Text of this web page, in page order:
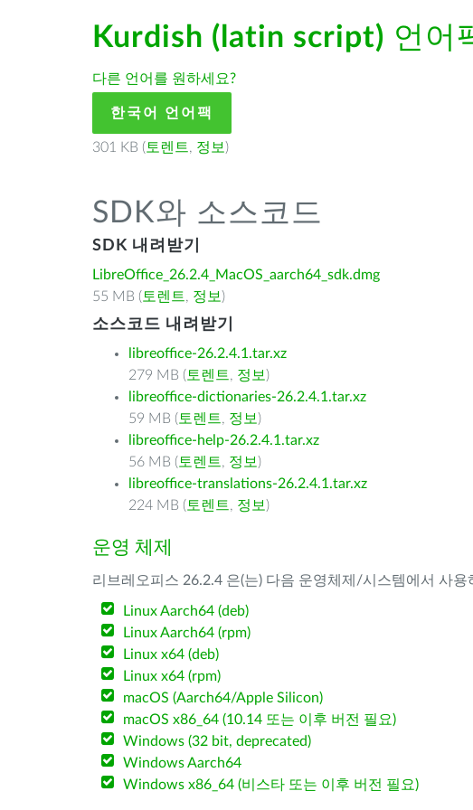
Kurdish (latin script) 언어
다른 언어를 원하세요?
한국어 언어팩
301 KB ( 토렌트, 정보 )
SDK와 소스코드
SDK 내려받기
LibreOffice_26.2.4_MacOS_aarch64_sdk.dmg
55 MB ( 토렌트, 정보 )
소스코드 내려받기
libreoffice-26.2.4.1.tar.xz
279 MB ( 토렌트, 정보 )
libreoffice-dictionaries-26.2.4.1.tar.xz
59 MB ( 토렌트, 정보 )
libreoffice-help-26.2.4.1.tar.xz
56 MB ( 토렌트, 정보 )
libreoffice-translations-26.2.4.1.tar.xz
224 MB ( 토렌트, 정보 )
운영 체제
리브레오피스 26.2.4 은(는) 다음 운영체제/시스템에서 사용
Linux Aarch64 (deb)
Linux Aarch64 (rpm)
Linux x64 (deb)
Linux x64 (rpm)
macOS (Aarch64/Apple Silicon)
macOS x86_64 (10.14 또는 이후 버전 필요)
Windows (32 bit, deprecated)
Windows Aarch64
Windows x86_64 (비스타 또는 이후 버전 필요)